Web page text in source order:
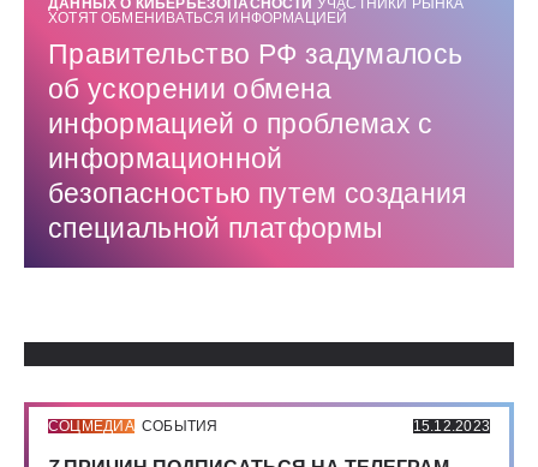
ДАННЫХ О КИБЕРБЕЗОПАСНОСТИ УЧАСТНИКИ РЫНКА
ХОТЯТ ОБМЕНИВАТЬСЯ ИНФОРМАЦИЕЙ
Правительство РФ задумалось
об ускорении обмена
информацией о проблемах с
информационной
безопасностью путем создания
специальной платформы
СОЦМЕДИА СОБЫТИЯ 15.12.2023